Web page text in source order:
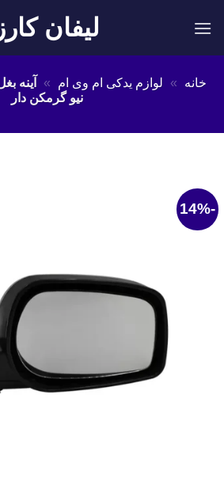
لیفان کارز
خانه » لوازم یدکی ام وی ام »
نیو گرمکن دار
-14%